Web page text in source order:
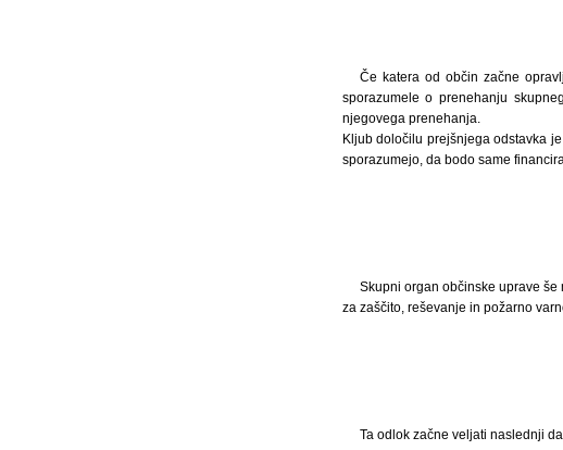
Če katera od občin začne
sporazumele o prenehanju
njegovega prenehanja.
Kljub določilu prejšnjega odstavka
sporazumejo, da bodo same
Skupni organ občinske uprave
za zaščito, reševanje in požarno
Ta odlok začne veljati naslednji